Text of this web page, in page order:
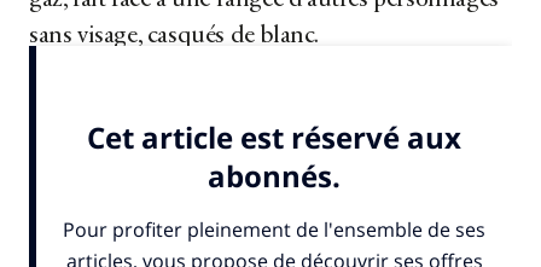
sans visage, casqués de blanc.